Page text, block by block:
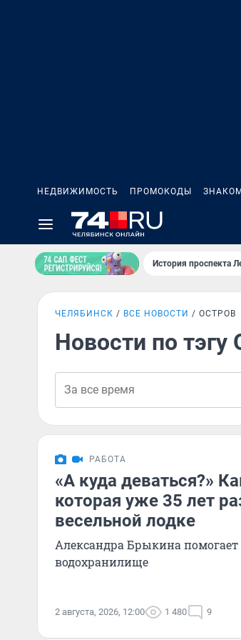
НЕДВИЖИМОСТЬ ПРОМОКОДЫ
История проспекта
ЧЕЛЯБИНСК ВСЕ НОВОСТИ ОСТРОВ
Новости по тэгу
РАБОТА
«А куда деваться?»
которая уже 35 лет
весельной лодке
Александра Брыкина
водохранилище
2 августа, 2026, 12:00 1 480 9